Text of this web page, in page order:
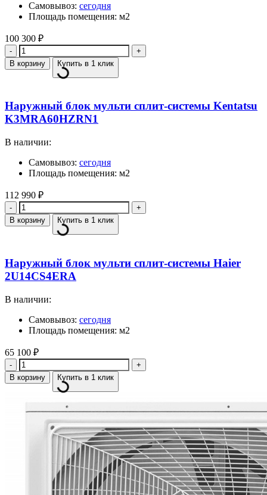
Самовывоз: сегодня
Площадь помещения: м2
100 300 ₽
Количество
В корзину Купить в 1 клик
Наружный блок мульти сплит-системы Kentatsu
K3MRA60HZRN1
В наличии:
Самовывоз: сегодня
Площадь помещения: м2
112 990 ₽
Количество
В корзину Купить в 1 клик
Наружный блок мульти сплит-системы Haier
2U14CS4ERA
В наличии:
Самовывоз: сегодня
Площадь помещения: м2
65 100 ₽
Количество
В корзину Купить в 1 клик